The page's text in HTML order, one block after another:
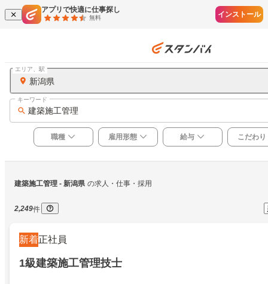
アプリで快適に仕事探し
無料 インストール
新潟県
エリア、駅
建築施工管理
キーワード
職種 雇用形態 給与 こだわり
建築施工管理 - 新潟県 の求人・仕事・採用
2,249件
新着正社員
1級建築施工管理技士